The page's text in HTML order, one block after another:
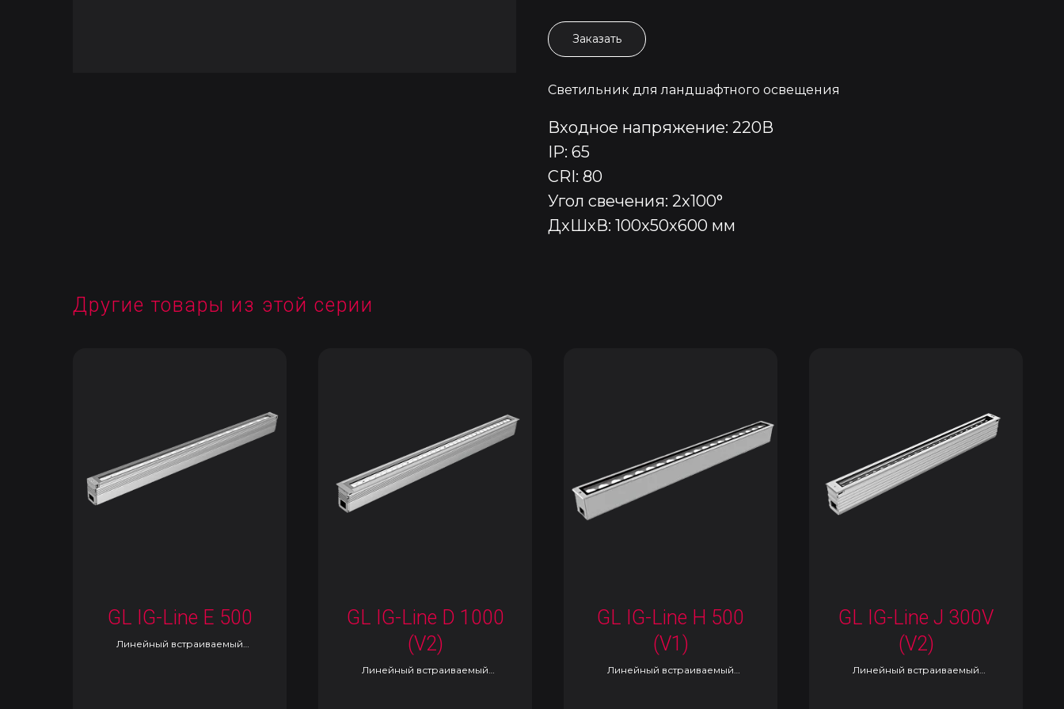
Заказать
Светильник для ландшафтного освещения
Входное напряжение: 220В
IP: 65
CRI: 80
Угол свечения: 2x100°
ДxШxВ: 100x50x600 мм
Другие товары из этой серии
GL IG-Line E 500
Линейный встраиваемый
GL IG-Line D 1000
(V2)
Линейный встраиваемый
GL IG-Line H 500
(V1)
Линейный встраиваемый
GL IG-Line J 300V
(V2)
Линейный встраиваемый